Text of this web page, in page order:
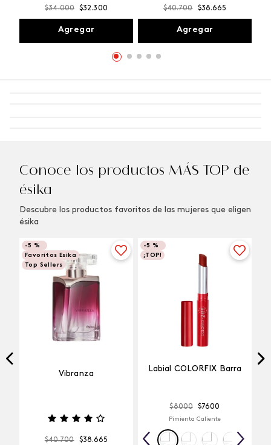
$34.000 $32.300
Agregar
$40.700 $38.665
Agregar
Conoce los productos MÁS TOP de
ésika
Descubre los productos favoritos de las mujeres que eligen
ésika
-5 %
Favoritos Esika
Top Sellers
Vibranza
$40.700 $38.665
-5 %
¡TOP!
Labial COLORFIX Barra
$8000 $7600
Pimienta Caliente